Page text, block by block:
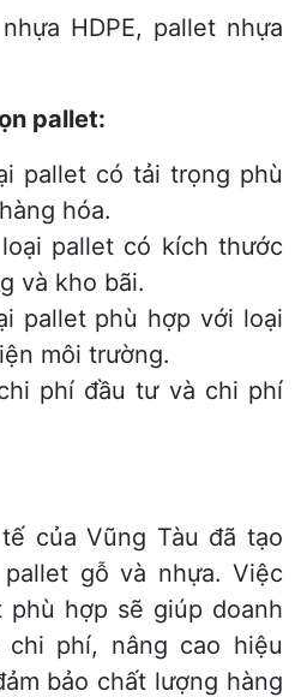
HDPE, pallet nhựa
pallet:
pallet có tải trọng phù
hóa.
pallet có kích thước
và kho bãi.
pallet phù hợp với loại
môi trường.
phí đầu tư và chi phí
của Vũng Tàu đã tạo
gỗ và nhựa. Việc
phù hợp sẽ giúp doanh
phí, nâng cao hiệu
bảo chất lượng hàng